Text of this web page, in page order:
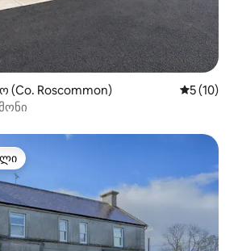
(Co. Roscommon) საშუალო
5 (10)
ვარიანტი